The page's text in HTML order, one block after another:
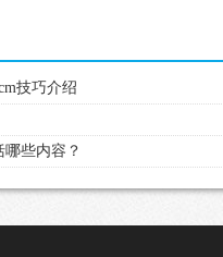
技巧介绍
哪些内容？